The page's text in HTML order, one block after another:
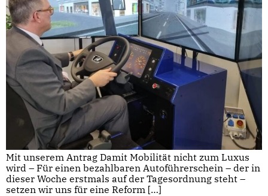
Mit unserem Antrag Damit Mobilität nicht zum Luxus
wird – Für einen bezahlbaren Autoführerschein – der in
dieser Woche erstmals auf der Tagesordnung steht –
setzen wir uns für eine Reform […]